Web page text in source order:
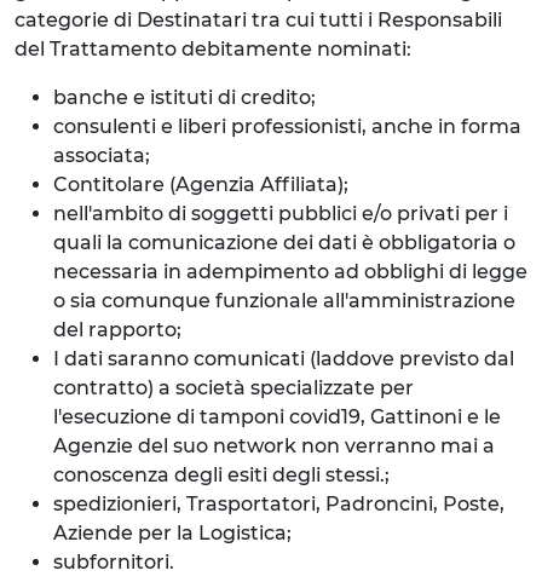
categorie di Destinatari tra cui tutti i Responsabili
del Trattamento debitamente nominati:
banche e istituti di credito;
consulenti e liberi professionisti, anche in forma
associata;
Contitolare (Agenzia Affiliata);
nell'ambito di soggetti pubblici e/o privati per i
quali la comunicazione dei dati è obbligatoria o
necessaria in adempimento ad obblighi di legge
o sia comunque funzionale all'amministrazione
del rapporto;
I dati saranno comunicati (laddove previsto dal
contratto) a società specializzate per
l'esecuzione di tamponi covid19, Gattinoni e le
Agenzie del suo network non verranno mai a
conoscenza degli esiti degli stessi.;
spedizionieri, Trasportatori, Padroncini, Poste,
Aziende per la Logistica;
subfornitori.